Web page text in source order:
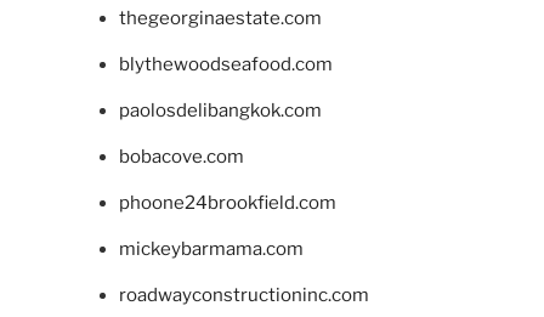
thegeorginaestate.com
blythewoodseafood.com
paolosdelibangkok.com
bobacove.com
phoone24brookfield.com
mickeybarmama.com
roadwayconstructioninc.com